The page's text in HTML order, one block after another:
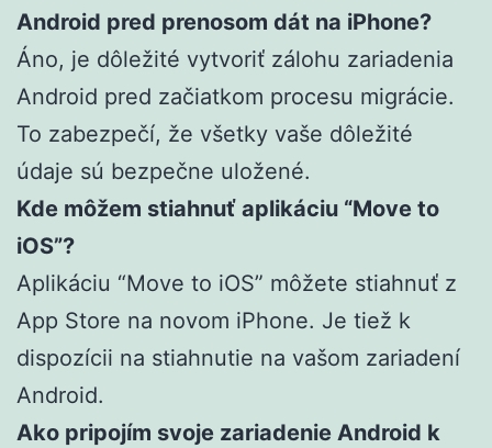
Android pred prenosom dát na iPhone?
Áno, je dôležité vytvoriť zálohu zariadenia
Android pred začiatkom procesu migrácie.
To zabezpečí, že všetky vaše dôležité
údaje sú bezpečne uložené.
Kde môžem stiahnuť aplikáciu “Move to
iOS”?
Aplikáciu “Move to iOS” môžete stiahnuť z
App Store na novom iPhone. Je tiež k
dispozícii na stiahnutie na vašom zariadení
Android.
Ako pripojím svoje zariadenie Android k